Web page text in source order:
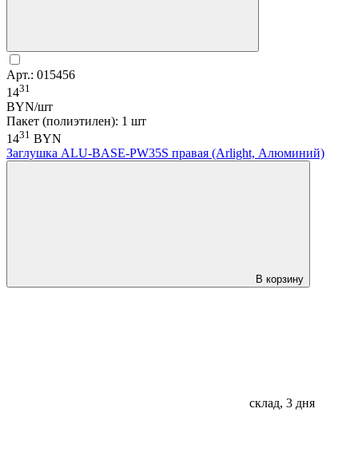
Арт.: 015456
1431
BYN/шт
Пакет (полиэтилен): 1 шт
1431 BYN
Заглушка ALU-BASE-PW35S правая (Arlight, Алюминий)
В корзину
склад, 3 дня